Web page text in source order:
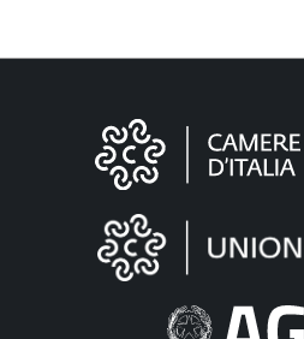
Informazioni
"Fattura
Elettronica"